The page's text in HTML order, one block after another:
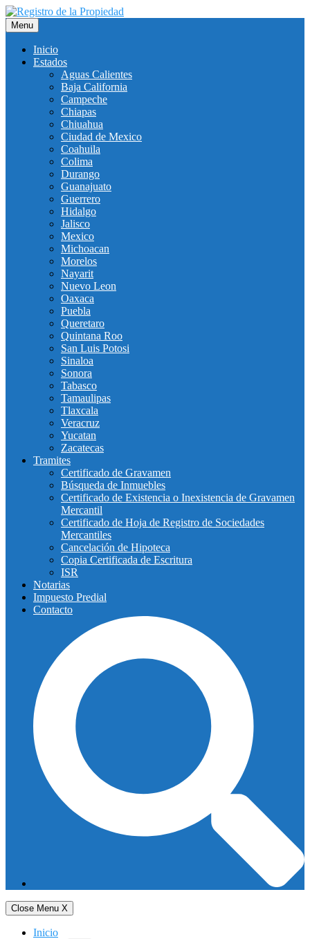
Saltar
al
contenido
Menu
Inicio
Estados
Aguas Calientes
Baja California
Campeche
Chiapas
Chiuahua
Ciudad de Mexico
Coahuila
Colima
Durango
Guanajuato
Guerrero
Hidalgo
Jalisco
Mexico
Michoacan
Morelos
Nayarit
Nuevo Leon
Oaxaca
Puebla
Queretaro
Quintana Roo
San Luis Potosi
Sinaloa
Sonora
Tabasco
Tamaulipas
Tlaxcala
Veracruz
Yucatan
Zacatecas
Tramites
Certificado de Gravamen
Búsqueda de Inmuebles
Certificado de Existencia o Inexistencia de Gravamen
Mercantil
Certificado de Hoja de Registro de Sociedades
Mercantiles
Cancelación de Hipoteca
Copia Certificada de Escritura
ISR
Notarias
Impuesto Predial
Contacto
Close Menu X
Inicio